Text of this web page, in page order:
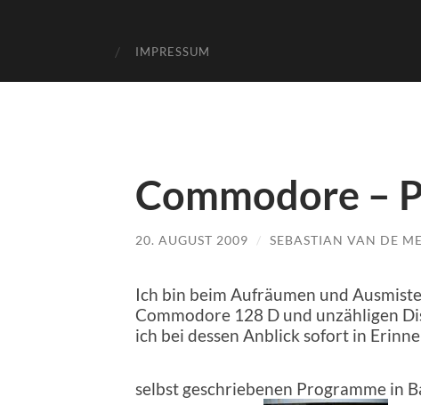
IMPRESSUM
Commodore –
20. AUGUST 2009 / SEBASTIAN VAN DE
Ich bin beim Aufräumen und
Commodore 128 D und unzähligen
ich bei dessen Anblick sofort in
selbst geschriebenen Programme in